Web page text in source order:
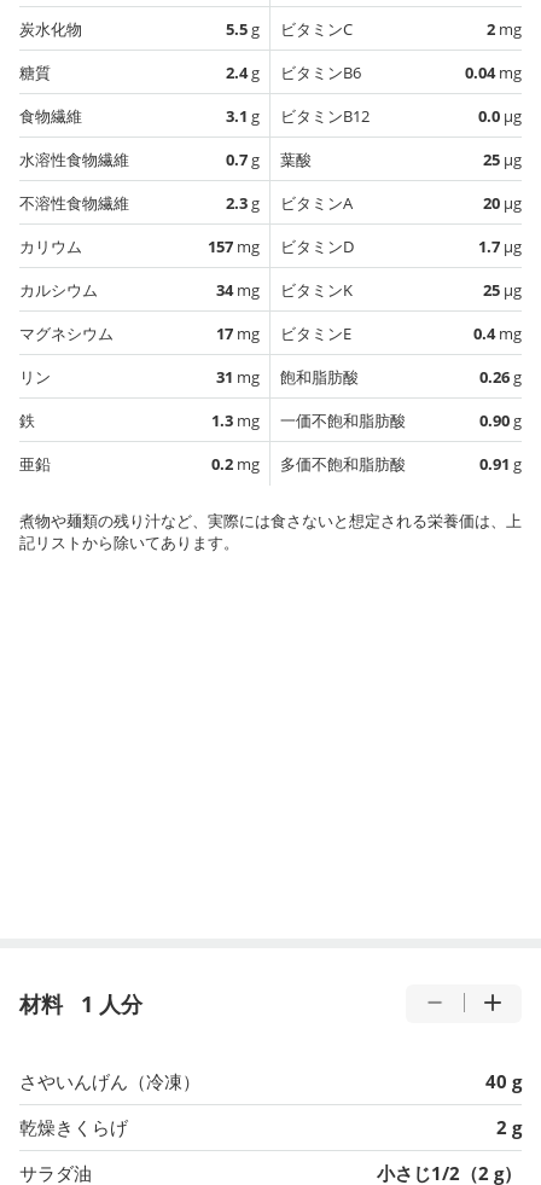
炭水化物
5.5g
糖質
2.4g
食物繊維
3.1 g
水溶性食物繊維
0.7g
不溶性食物繊維
2.3g
カリウム
157 mg
カルシウム
34mg
マグネシウム
17 mg
リン
31 mg
鉄
1.3 mg
亜鉛
0.2 mg
ビタミンC
2 mg
ビタミンB6
0.04mg
ビタミンB12
0.0 µg
葉酸
25 µg
ビタミンA
20 µg
ビタミンD
1.7 µg
ビタミンK
25 µg
ビタミンE
0.4mg
飽和脂肪酸
0.26g
一価不飽和脂肪酸
0.90g
多価不飽和脂肪酸
0.91 g
煮物や麺類の残り汁など、実際には食さないと想定される栄養価は、上
記リストから除いてあります。
材料 1 人分
さやいんげん（冷凍）
40 g
乾燥きくらげ
2 g
サラダ油
小さじ1/2（2 g）